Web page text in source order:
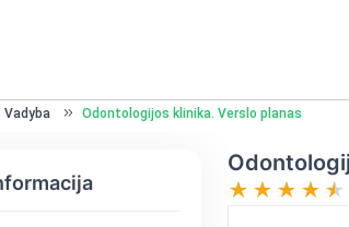
Vadyba Odontologijos klinika. Verslo planas